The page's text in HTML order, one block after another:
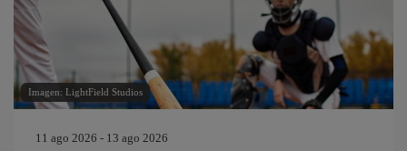
Imagen: LightField Studios
11 ago 2026 - 13 ago 2026